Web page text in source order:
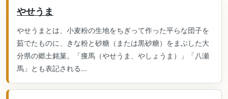
やせうま
やせうまとは、小麦粉の生地をちぎって作った平らな団子を
茹でたものに、きな粉と砂糖（または黒砂糖）をまぶした大
分県の郷土銘菓。「痩馬（やせうま、やしょうま）」「八瀬
馬」とも表記される...